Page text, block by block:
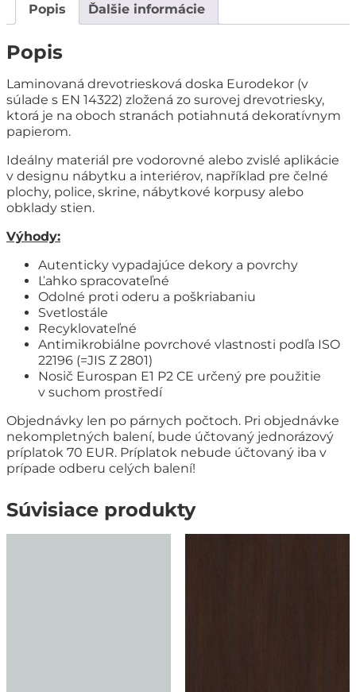
Popis Ďalšie informácie
Popis
Laminovaná drevotriesková doska Eurodekor (v
súlade s EN 14322) zložená zo surovej drevotriesky,
ktorá je na oboch stranách potiahnutá dekoratívnym
papierom.
Ideálny materiál pre vodorovné alebo zvislé aplikácie
v designu nábytku a interiérov, například pre čelné
plochy, police, skrine, nábytkové korpusy alebo
obklady stien.
Výhody:
Autenticky vypadajúce dekory a povrchy
Ľahko spracovateľné
Odolné proti oderu a poškriabaniu
Svetlostále
Recyklovateľné
Antimikrobiálne povrchové vlastnosti podľa ISO
22196 (=JIS Z 2801)
Nosič Eurospan E1 P2 CE určený pre použitie
v suchom prostředí
Objednávky len po párnych počtoch. Pri objednávke
nekompletných balení, bude účtovaný jednorázový
príplatok 70 EUR. Príplatok nebude účtovaný iba v
prípade odberu celých balení!
Súvisiace produkty